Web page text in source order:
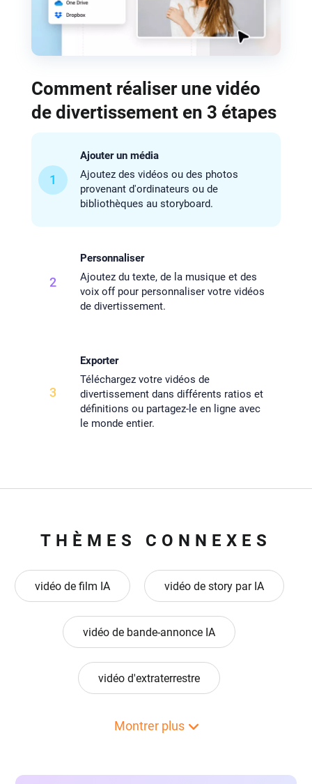
Comment réaliser une vidéo
de divertissement en 3 étapes
1
Ajouter un média
Ajoutez des vidéos ou des photos
provenant d'ordinateurs ou de
bibliothèques au storyboard.
2
Personnaliser
Ajoutez du texte, de la musique et des
voix off pour personnaliser votre vidéos
de divertissement.
3
Exporter
Téléchargez votre vidéos de
divertissement dans différents ratios et
définitions ou partagez-le en ligne avec
le monde entier.
THÈMES CONNEXES
vidéo de film IA vidéo de story par IA
vidéo de bande-annonce IA
vidéo d'extraterrestre
vidéo de collage de photos animées
Montrer plus